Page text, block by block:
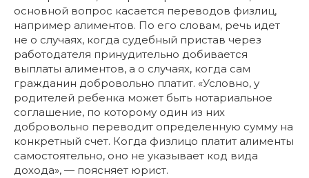
основной вопрос касается переводов физлиц,
например алиментов. По его словам, речь идет
не о случаях, когда судебный пристав через
работодателя принудительно добивается
выплаты алиментов, а о случаях, когда сам
гражданин добровольно платит. «Условно, у
родителей ребенка может быть нотариальное
соглашение, по которому один из них
добровольно переводит определенную сумму на
конкретный счет. Когда физлицо платит алименты
самостоятельно, оно не указывает код вида
дохода», — поясняет юрист.